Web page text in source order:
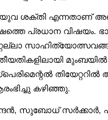
ശക്തി എന്നതാണ്
പ്രധാന
2 തീയതികളിലായി
കഴിഞ്ഞു.
സുബോധ് സർക്കാർ,